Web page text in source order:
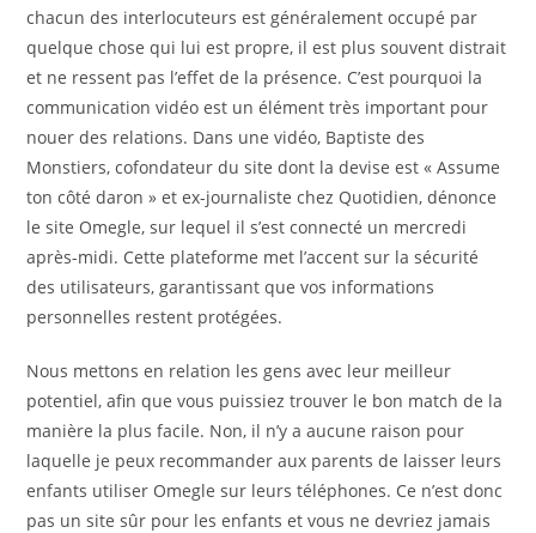
chacun des interlocuteurs est généralement occupé par
quelque chose qui lui est propre, il est plus souvent distrait
et ne ressent pas l’effet de la présence. C’est pourquoi la
communication vidéo est un élément très important pour
nouer des relations. Dans une vidéo, Baptiste des
Monstiers, cofondateur du site dont la devise est « Assume
ton côté daron » et ex-journaliste chez Quotidien, dénonce
le site Omegle, sur lequel il s’est connecté un mercredi
après-midi. Cette plateforme met l’accent sur la sécurité
des utilisateurs, garantissant que vos informations
personnelles restent protégées.
Nous mettons en relation les gens avec leur meilleur
potentiel, afin que vous puissiez trouver le bon match de la
manière la plus facile. Non, il n’y a aucune raison pour
laquelle je peux recommander aux parents de laisser leurs
enfants utiliser Omegle sur leurs téléphones. Ce n’est donc
pas un site sûr pour les enfants et vous ne devriez jamais